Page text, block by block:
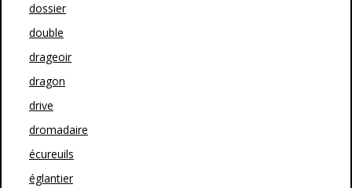
dossier
double
drageoir
dragon
drive
dromadaire
écureuils
églantier